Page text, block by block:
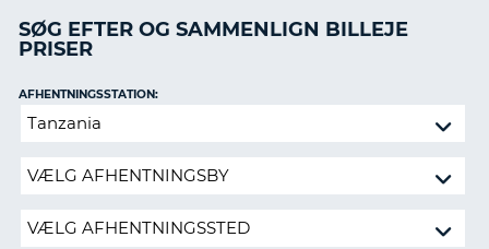
SUPPORT
KONTO
ADMINISTRER
BOOKING
SØG EFTER OG SAMMENLIGN BILLEJE
PRISER
Vil
aflevere
anden
AFHENTNINGSSTATION: